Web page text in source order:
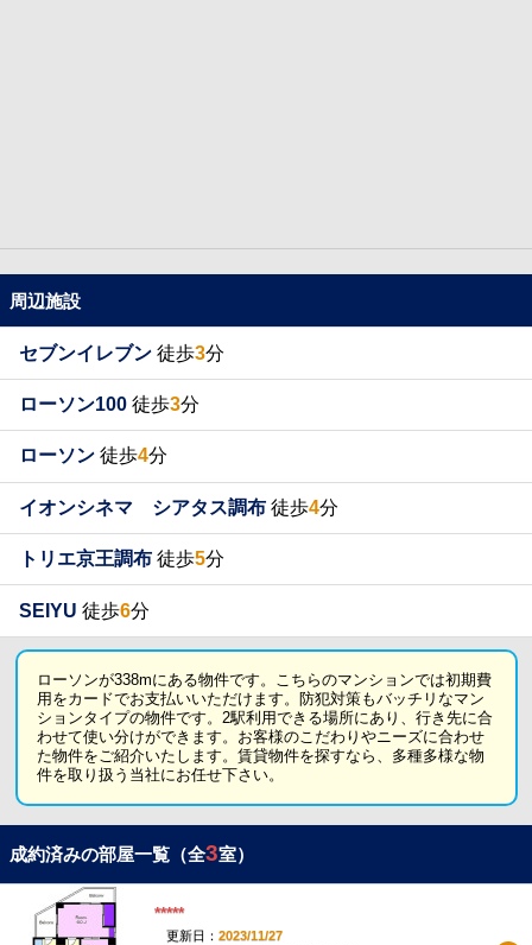
周辺施設
セブンイレブン 徒歩3分
ローソン100 徒歩3分
ローソン 徒歩4分
イオンシネマ シアタス調布 徒歩4分
トリエ京王調布 徒歩5分
SEIYU 徒歩6分
ローソンが338mにある物件です。こちらのマンションでは初期費
用をカードでお支払いいただけます。防犯対策もバッチリなマン
ションタイプの物件です。2駅利用できる場所にあり、行き先に合
わせて使い分けができます。お客様のこだわりやニーズに合わせ
た物件をご紹介いたします。賃貸物件を探すなら、多種多様な物
件を取り扱う当社にお任せ下さい。
成約済みの部屋一覧（全3室）
*****
更新日： 2023/11/27